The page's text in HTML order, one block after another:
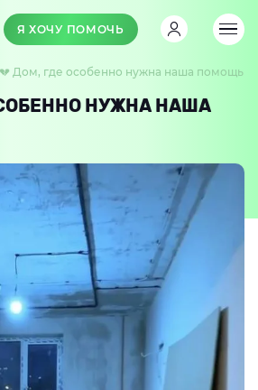
Я ХОЧУ ПОМОЧЬ
💔 Дом, где особенно нужна наша помощь
НУЖНА НАША